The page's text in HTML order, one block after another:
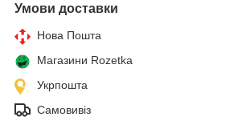
Умови доставки
Нова Пошта
Магазини Rozetka
Укрпошта
Самовивіз